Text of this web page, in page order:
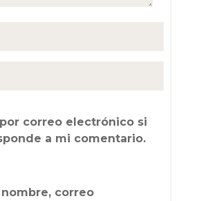
correo electrónico si
a mi comentario.
correo